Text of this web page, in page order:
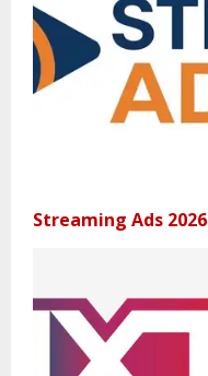
Streaming Ads 2026